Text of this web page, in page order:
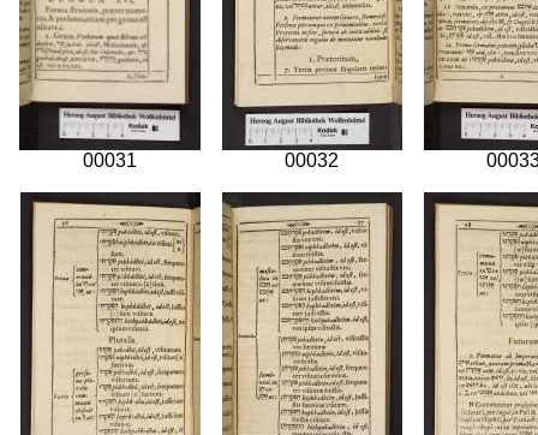
00031 00032